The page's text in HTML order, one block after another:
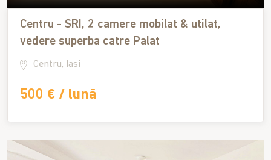
Centru - SRI, 2 camere mobilat & utilat,
vedere superba catre Palat
Centru, Iasi
500 € / lună